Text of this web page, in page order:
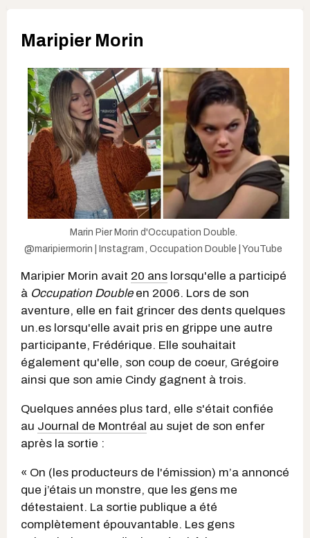
Maripier Morin
Marin Pier Morin d'Occupation Double.
@maripiermorin | Instagram Occupation Double | YouTube
Maripier Morin avait 20 ans lorsqu'elle a participé
à Occupation Doubleen 2006. Lors de son
aventure, elle en fait grincer des dents quelques
un.es lorsqu'elle avait pris en grippe une autre
participante, Frédérique. Elle souhaitait
également qu'elle, son coup de coeur, Grégoire
ainsi que son amie Cindy gagnent à trois.
Quelques années plus tard, elle s'était confiée
au Journal de Montréal au sujet de son enfer
après la sortie :
« On (les producteurs de l'émission) m’a annoncé
que j’étais un monstre, que les gens me
détestaient. La sortie publique a été
complètement épouvantable. Les gens